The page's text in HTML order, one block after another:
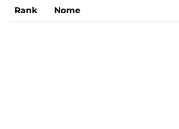
Rank Nome